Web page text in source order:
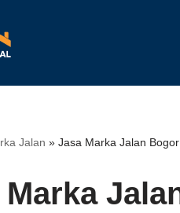
Jalan » Jasa Marka Jalan
Marka